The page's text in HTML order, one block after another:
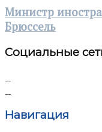
Министр
Брюссель
Социальные
Навигация